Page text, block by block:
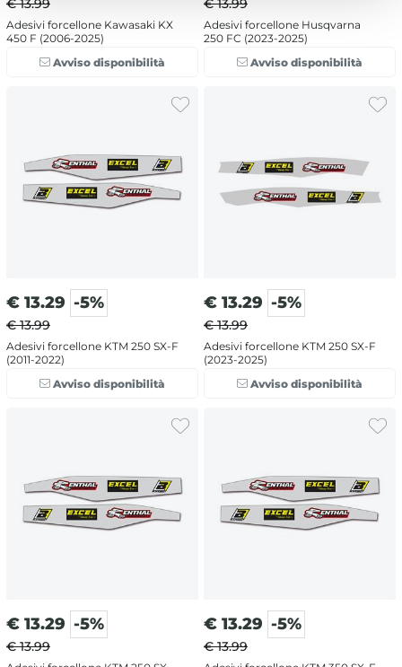
€ 13.99
Adesivi forcellone Kawasaki KX
450 F (2006-2025)
Avviso disponibilità
€ 13.99
Adesivi forcellone Husqvarna
250 FC (2023-2025)
Avviso disponibilità
€ 13.29 -5%
€ 13.99
Adesivi forcellone KTM 250 SX-F
(2011-2022)
Avviso disponibilità
€ 13.29 -5%
€ 13.99
Adesivi forcellone KTM 250 SX-F
(2023-2025)
Avviso disponibilità
€ 13.29 -5%
€ 13.99
€ 13.29 -5%
€ 13.99